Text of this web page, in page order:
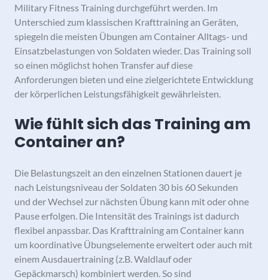
Military Fitness Training durchgeführt werden. Im
Unterschied zum klassischen Krafttraining an Geräten,
spiegeln die meisten Übungen am Container Alltags- und
Einsatzbelastungen von Soldaten wieder. Das Training soll
so einen möglichst hohen Transfer auf diese
Anforderungen bieten und eine zielgerichtete Entwicklung
der körperlichen Leistungsfähigkeit gewährleisten.
Wie fühlt sich das Training am
Container an?
Die Belastungszeit an den einzelnen Stationen dauert je
nach Leistungsniveau der Soldaten 30 bis 60 Sekunden
und der Wechsel zur nächsten Übung kann mit oder ohne
Pause erfolgen. Die Intensität des Trainings ist dadurch
flexibel anpassbar. Das Krafttraining am Container kann
um koordinative Übungselemente erweitert oder auch mit
einem Ausdauertraining (z.B. Waldlauf oder
Gepäckmarsch) kombiniert werden. So sind